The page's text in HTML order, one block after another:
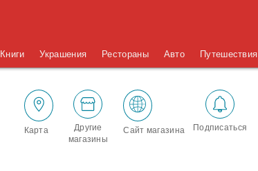
Книги Украшения Рестораны Авто Путешествия
Карта
Другие
магазины
Сайт магазина Подписаться